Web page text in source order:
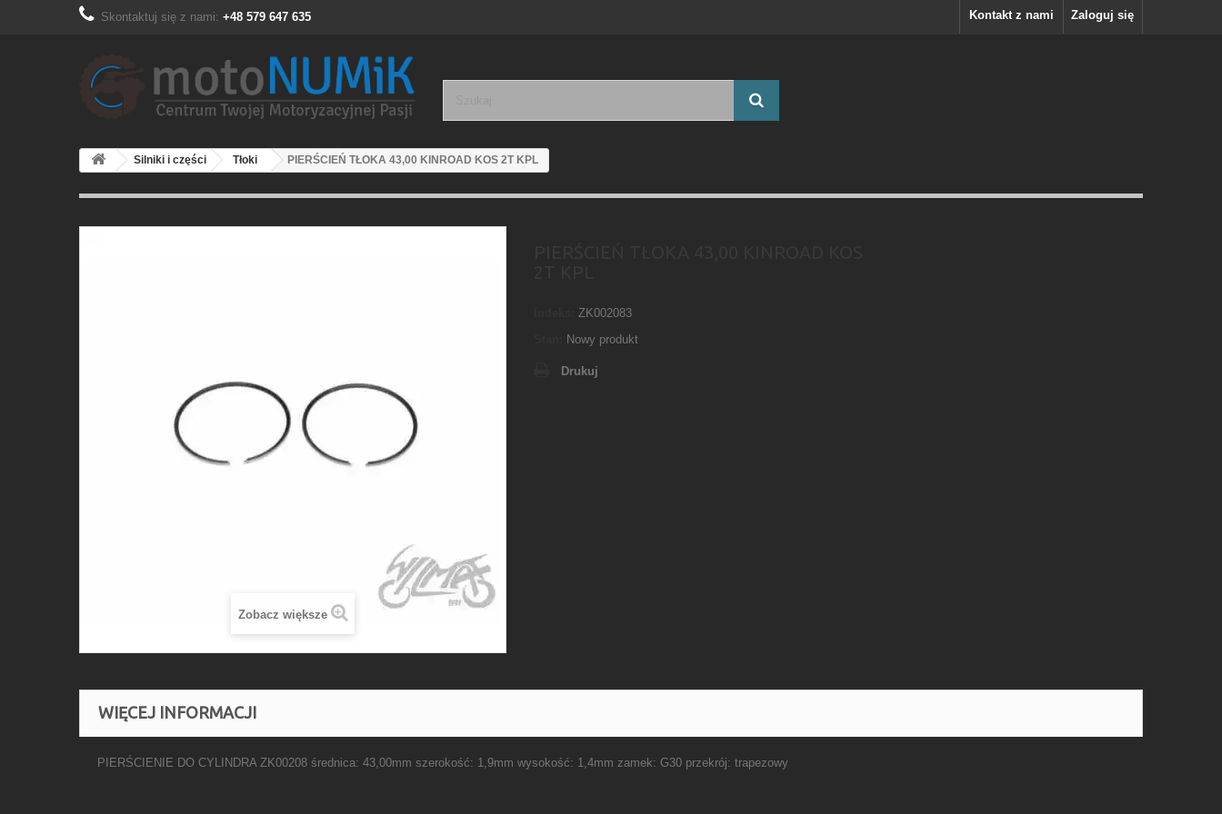
Zaloguj się
Kontakt z nami
Skontaktuj się z nami: +48 579 647 635
Silniki i części Tłoki PIERŚCIEŃ TŁOKA 43,00 KINROAD KOS 2T KPL
Zobacz większe
ZK002083
Nowy produkt
Drukuj
WIĘCEJ INFORMACJI
PIERŚCIENIE DO CYLINDRA ZK00208 średnica: 43,00mm szerokość: 1,9mm wysokość: 1,4mm zamek: G30 przekrój: trapezowy